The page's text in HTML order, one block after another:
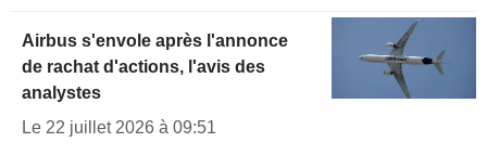
Airbus s'envole après l'annonce
de rachat d'actions, l'avis des
analystes
Le 22 juillet 2026 à 09:51